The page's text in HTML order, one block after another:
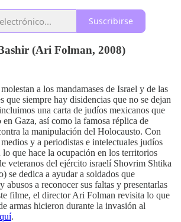
Suscribirse
(Ari Folman, 2008)
a los mandamases de Israel y de las
que siempre hay disidencias que no se dejan
una carta de judíos mexicanos que
Gaza, así como la famosa réplica de
la manipulación del Holocausto. Con
y a periodistas e intelectuales judíos
que hace la ocupación en los territorios
veteranos del ejército israelí Shovrim Shtika
se dedica a ayudar a soldados que
abusos a reconocer sus faltas y presentarlas
filme, el director Ari Folman revisita lo que
armas hicieron durante la invasión al
.